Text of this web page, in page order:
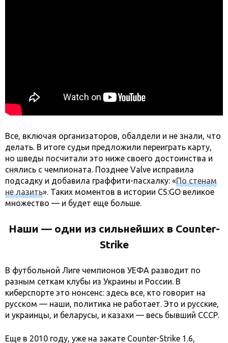
Все, включая организаторов, обалдели и не знали, что
делать. В итоге судьи предложили переиграть карту,
но шведы посчитали это ниже своего достоинства и
снялись с чемпионата. Позднее Valve исправила
подсадку и добавила граффити-пасхалку: «По стенам
не лазить». Таких моментов в истории CS:GO великое
множество — и будет еще больше.
Наши — одни из сильнейших в Counter-
Strike
В футбольной Лиге чемпионов УЕФА разводит по
разным сеткам клубы из Украины и России. В
киберспорте это нонсенс: здесь все, кто говорит на
русском — наши, политика не работает. Это и русские,
и украинцы, и беларусы, и казахи — весь бывший СССР.
Еще в 2010 году, уже на закате Counter-Strike 1.6,